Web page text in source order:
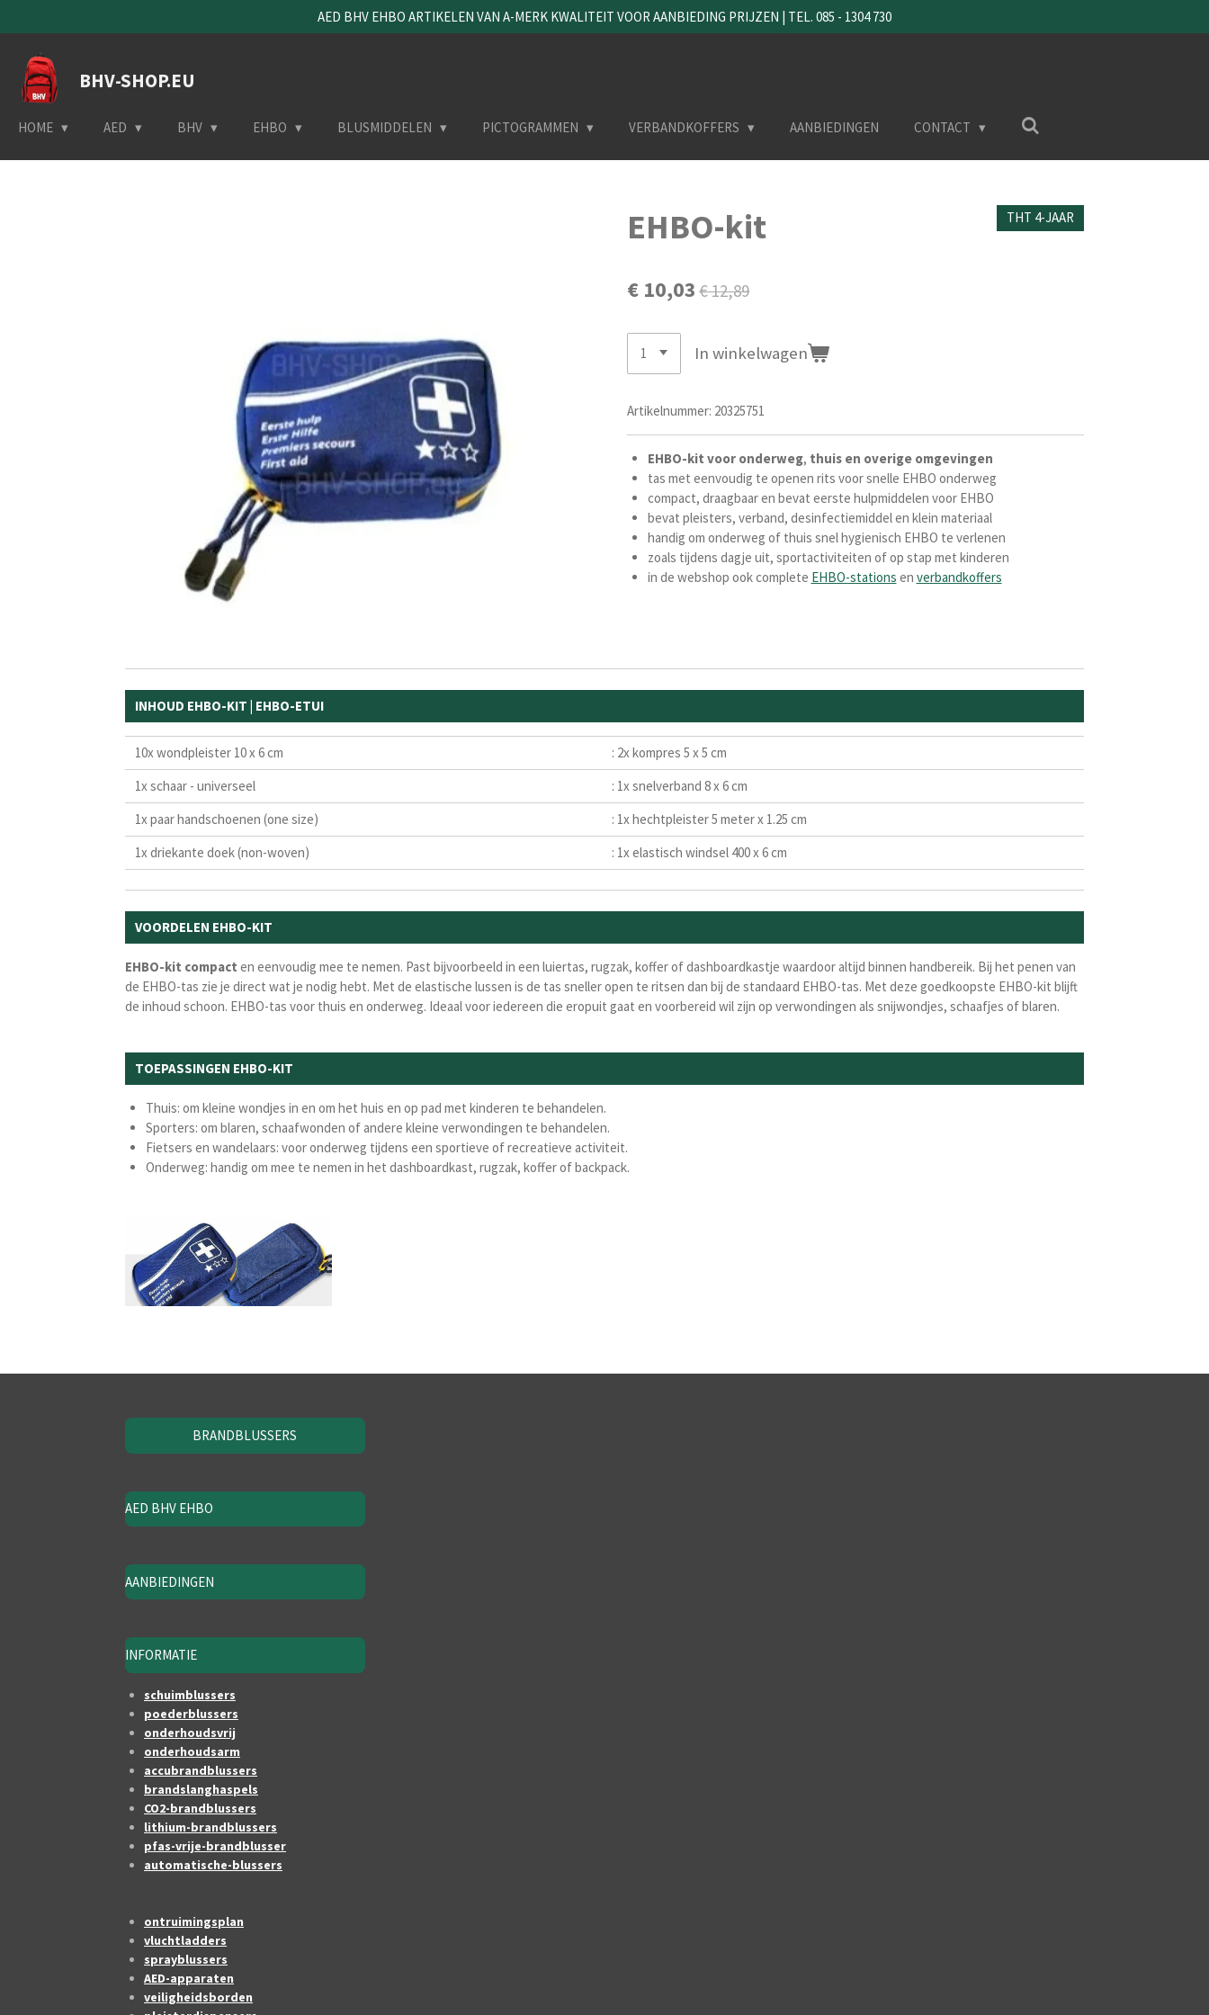
direct
naar
hoofdinhoud
AED BHV EHBO ARTIKELEN VAN A-MERK KWALITEIT VOOR AANBIEDING PRIJZEN | TEL. 085 - 1304 730
BHV-SHOP.EU
HOME AED BHV EHBO BLUSMIDDELEN PICTOGRAMMEN VERBANDKOFFERS AANBIEDINGEN CONTACT
EHBO-kit THT 4-JAAR
€ 10,03 € 12,89
In winkelwagen
Artikelnummer: 20325751
EHBO-kit voor onderweg, thuis en overige omgevingen
tas met eenvoudig te openen rits voor snelle EHBO onderweg
compact, draagbaar en bevat eerste hulpmiddelen voor EHBO
bevat pleisters, verband, desinfectiemiddel en klein materiaal
handig om onderweg of thuis snel hygienisch EHBO te verlenen
zoals tijdens dagje uit, sportactiviteiten of op stap met kinderen
in de webshop ook complete EHBO-stations en verbandkoffers
INHOUD EHBO-KIT | EHBO-ETUI
10x wondpleister 10 x 6 cm
: 2x kompres 5 x 5 cm
1x schaar - universeel
: 1x snelverband 8 x 6 cm
1x paar handschoenen (one size)
: 1x hechtpleister 5 meter x 1.25 cm
1x driekante doek (non-woven)
: 1x elastisch windsel 400 x 6 cm
VOORDELEN EHBO-KIT
EHBO-kit compact en eenvoudig mee te nemen. Past bijvoorbeeld in een luiertas, rugzak, koffer of dashboardkastje waardoor altijd binnen handbereik. Bij het penen van
de EHBO-tas zie je direct wat je nodig hebt. Met de elastische lussen is de tas sneller open te ritsen dan bij de standaard EHBO-tas. Met deze goedkoopste EHBO-kit blijft
de inhoud schoon. EHBO-tas voor thuis en onderweg. Ideaal vooriedereen die eropuit gaat en voorbereid wil zijn op verwondingen als snijwondjes, schaafjes of blaren.
TOEPASSINGEN EHBO-KIT
Thuis: om kleine wondjes in en om het huis en op pad met kinderen te behandelen.
Sporters: om blaren, schaafwonden of andere kleine verwondingen te behandelen.
Fietsers en wandelaars: voor onderweg tijdens een sportieve of recreatieve activiteit.
Onderweg: handig om mee te nemen in het dashboardkast, rugzak, koffer of backpack.
BRANDBLUSSERS
AED BHV EHBO
AANBIEDINGEN
INFORMATIE
schuimblussers
poederblussers
onderhoudsvrij
onderhoudsarm
accubrandblussers
brandslanghaspels
CO2-brandblussers
lithium-brandblussers
pfas-vrije-brandblusser
automatische-blussers
ontruimingsplan
vluchtladders
sprayblussers
AED-apparaten
veiligheidsborden